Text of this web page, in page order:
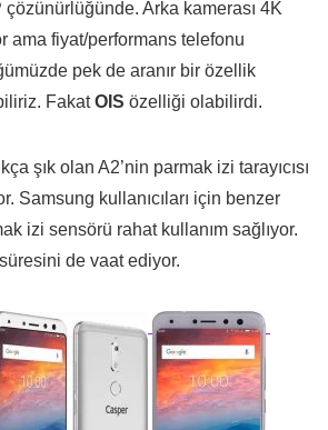
çözünürlüğünde. Arka kamerası 4K
ama fiyat/performans telefonu
pek de aranır bir özellik
FakatOIS özelliği olabilirdi.
şık olan A2’nin parmak izi tarayıcısı
Samsung kullanıcıları için benzer
izi sensörü rahat kullanım sağlıyor.
süresini de vaat ediyor.